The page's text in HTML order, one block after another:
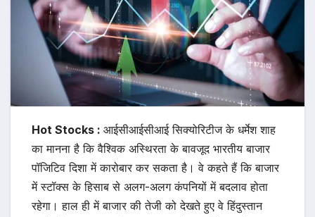
Hot Stocks : आईसीआईसीआई सिक्योरिटीज के धर्मेश शाह
का मानना है कि वैश्विक अस्थिरता के बावजूद भारतीय बाजार
पॉजिटिव दिशा में कारोबार कर सकता है। वे कहते हैं कि बाजार
में स्टॉक्स के हिसाब से अलग-अलग कंपनियों में बदलाव होता
रहेगा। हाल ही में बाजार की तेजी को देखते हुए वे हिंदुस्तान